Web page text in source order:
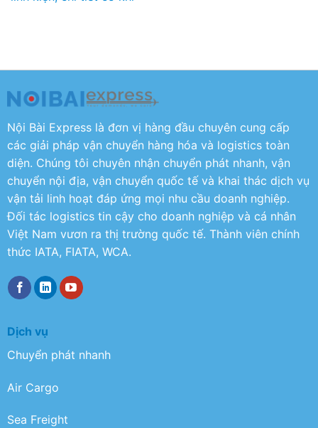
Nội Bài Express là đơn vị hàng đầu chuyên cung cấp
các giải pháp vận chuyển hàng hóa và logistics toàn
diện. Chúng tôi chuyên nhận chuyển phát nhanh, vận
chuyển nội địa, vận chuyển quốc tế và khai thác dịch vụ
vận tải linh hoạt đáp ứng mọi nhu cầu doanh nghiệp.
Đối tác logistics tin cậy cho doanh nghiệp và cá nhân
Việt Nam vươn ra thị trường quốc tế. Thành viên chính
thức IATA, FIATA, WCA.
Dịch vụ
Chuyển phát nhanh
Air Cargo
Sea Freight